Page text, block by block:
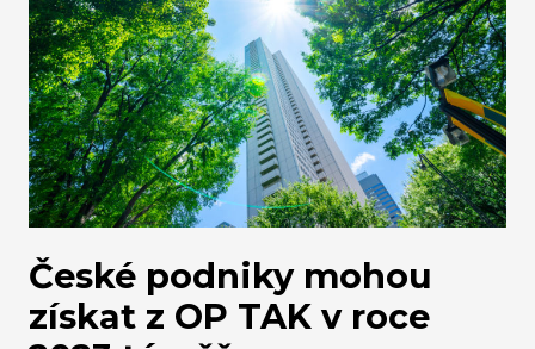
České podniky mohou
získat z OP TAK v roce